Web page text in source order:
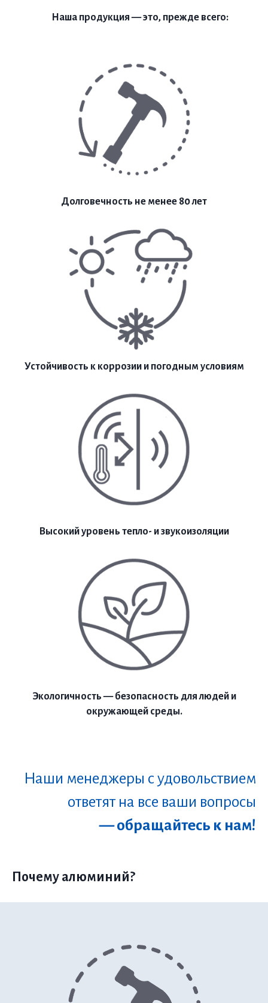
Наша продукция — это, прежде всего:
Долговечность не менее 80 лет
Устойчивость к коррозии и погодным условиям
Высокий уровень тепло- и звукоизоляции
Экологичность — безопасность для людей и
окружающей среды.
Наши менеджеры с удовольствием
ответят на все ваши вопросы
— обращайтесь к нам!
Почему алюминий?